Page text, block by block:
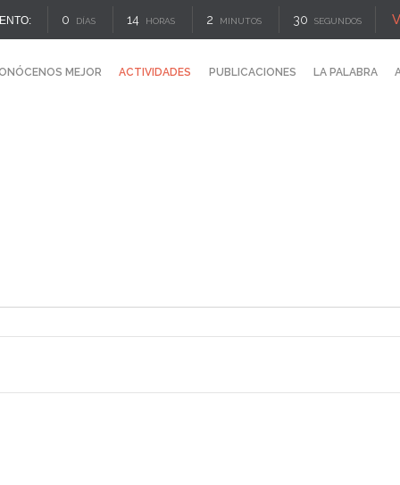
0 DÍAS 14 HORAS 2 MINUTOS 30 SEGUNDOS
MEJOR ACTIVIDADES PUBLICACIONES LA PALABRA